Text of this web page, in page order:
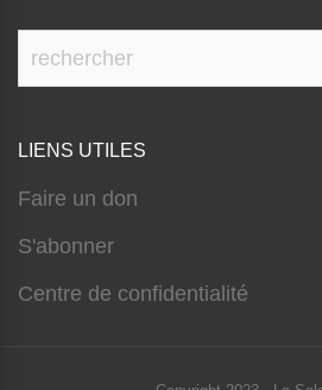
LIENS UTILES
Faire un don
S'abonner
Centre de confidentialité